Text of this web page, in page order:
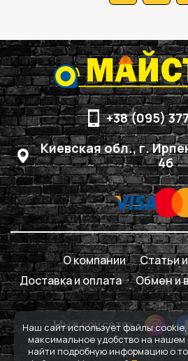
+38 (095)
Киевская обл., г.
4б
Мы в соцсетях
О компании
Статьи
Доставка и оплата
Обмен и
Наш сайт использует файлы
максимальное удобство на
найти подробную информацию о